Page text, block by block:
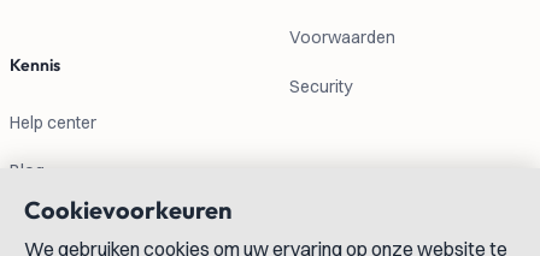
Kennis
Help center
Blog
Voorwaarden
Security
Contactgegevens
Cookievoorkeuren
We gebruiken cookies om uw ervaring op onze website te